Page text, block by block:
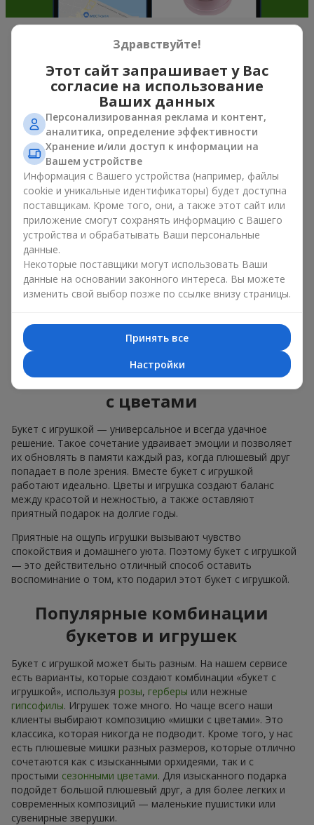
Мягкие игрушки в г. Гнивань —
лучшее дополнение к букетам
Букет цветов в подарок — это не про материальные
ценности, а про искренние эмоции и приятные
воспоминания. А что, если мягкая игрушка усиливает их и
остается в памяти надолго? Именно поэтому букет с
игрушкой стал одним из самых популярных вариантов
подарка — простого, искреннего и очень теплого. Когда к
цветам добавляется плюшевый мишка, зайчик или другой
персонаж, подарок «букет с игрушкой» оставляет больше
воспоминаний.
Букет с игрушкой подходит как длядевочек младшего
возраста, так и
работев определенных случаях. Такой подарок
подчеркивает искреннюю заботу, уют и желание сделать
человеку приятно. Наflowers.uaможно найти
чтобы сделать подарок в г. Гнивань незабываемым.
Как мягкая игрушка
подчеркивает эмоции вместе
с цветами
Букет с игрушкой — универсальное и всегда удачное
решение. Такое сочетание удваивает эмоции и позволяет
их обновлять в памяти каждый раз, когда плюшевый друг
попадает в поле зрения. Вместе букет с игрушкой
работают идеально. Цветы и игрушка создают баланс
между красотой и нежностью, а также оставляют
приятный подарок на долгие годы.
Приятные на ощупь игрушки вызывают чувство
спокойствия и домашнего уюта. Поэтому букет с игрушкой
— это действительно отличный способ оставить
воспоминание о том, кто подарил этот букет с игрушкой.
Популярные комбинации
букетов и игрушек
Букет с игрушкой может быть разным. На нашем сервисе
есть варианты, которые создают комбинации «букет с
игрушкой», используя розы, герберы или нежные
гипсофилы. Игрушек тоже много. Но чаще всего наши
клиенты выбирают композицию «мишки с цветами». Это
классика, которая никогда не подводит. Кроме того, у нас
есть плюшевые мишки разных размеров, которые отлично
сочетаются как с изысканными орхидеями, так и с
простыми сезонными цветами. Для изысканного подарка
подойдет большой плюшевый друг, а для более легких и
современных композиций — маленькие пушистики или
сувенирные зверушки.
Здравствуйте!
Этот сайт запрашивает у Вас
согласие на использование
Ваших данных
Персонализированная реклама и контент,
аналитика, определение эффективности
Хранение и/или доступ к информации на
Вашем устройстве
Информация с Вашего устройства (например, файлы
cookie и уникальные идентификаторы) будет доступна
поставщикам. Кроме того, они, а также этот сайт или
приложение смогут сохранять информацию с Вашего
устройства и обрабатывать Ваши персональные
данные.
Некоторые поставщики могут использовать Ваши
данные на основании законного интереса. Вы можете
изменить свой выбор позже по ссылке внизу страницы.
Принять все
Настройки